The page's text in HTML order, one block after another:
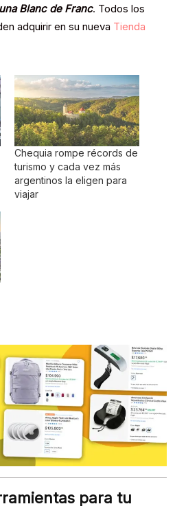
Blanc de Franc. Todos los
adquirir en su nueva Tienda
Chequia rompe récords de
turismo y cada vez más
argentinos la eligen para
viajar
para tu